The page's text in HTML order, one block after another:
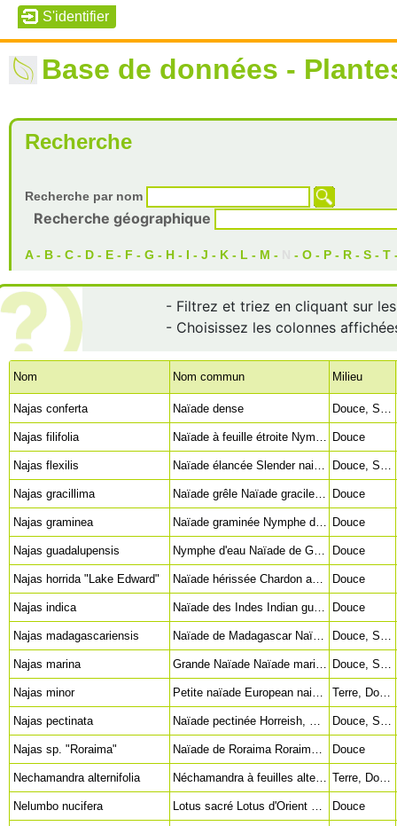
Base de données -
Recherche
Recherche par nom
Recherche géographique
A- B- C- D- E- F - G - H- I - J - K- L- M - - O- P- R- S- T
- Filtrez et triez en cliquant sur
- Choisissez les colonnes
Nom Nom commun Milieu
Najas conferta Naïade dense
Najas filifolia Douce
Najas flexilis
Najas gracillima Naïade grêle Naïade gracile Thread-like naiad (en) Slender waternymph (en) Douce
Najas graminea Douce
Najas guadalupensis Nymphe d'eau Naïade de Guadeloupe Najade de Guadeloupe Common Water Nymph (en) Southern Water Nymph (en) Guadalupe waternymph (en) Guppy Grass (en) Douce
Najas horrida "Lake Edward" Naïade hérissée Chardon aquatique Naïade du lac Édouard Najas marina "Lake Edward" Shelbika (arabe) Saw-weed (en) Douce
Najas indica Naïade des Indes Indian guppy grass (en) Indian Waternymph (en) Douce
Najas madagascariensis Naïade de Madagascar Naïade malgache
Najas marina
Najas minor Terre, Douce
Najas pectinata
Najas sp. "Roraima" Douce
Nechamandra alternifolia Néchamandra à feuilles alternes Néchamandra à feuilles étroites Indian Oxygen-Weed (en) Blyxa vietii (err.) Blyxa cf. vietii (err.) Blyxa sp. "Vietnam" (err.) Terre, Douce
Nelumbo nucifera Douce